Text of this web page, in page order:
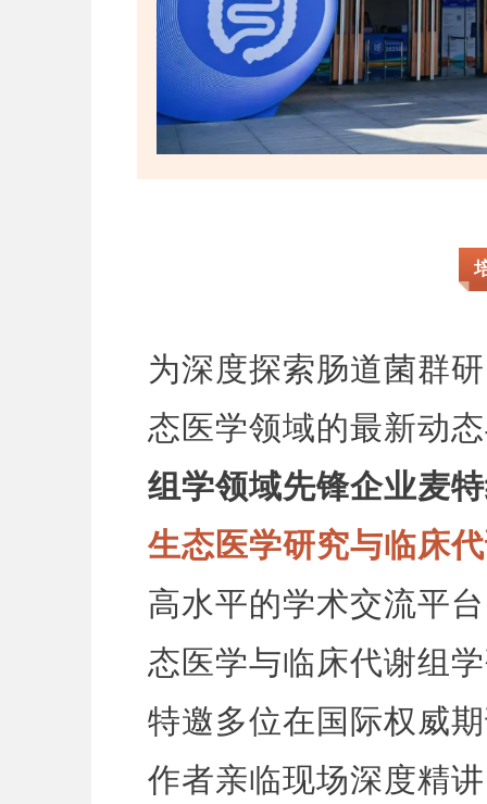
为深度探索肠道菌群
态医学领域的最新动
组学领域先锋企业麦
生态医学研究与临床
高水平的学术交流平
态医学与临床代谢组
特邀多位在国际权威
作者亲临现场深度精